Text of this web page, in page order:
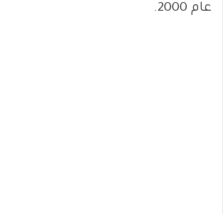
عام 2000.